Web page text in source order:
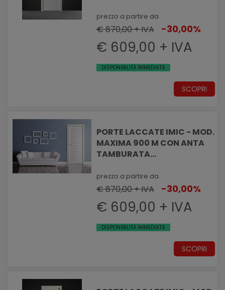
MASSELLATO
prezzo a partire da
€ 870,00 + IVA -30,00%
€ 609,00 + IVA
DISPONIBILITÀ IMMEDIATA
SCOPRI
PORTE LACCATE IMIC - MOD.
MAXIMA 900 M CON ANTA
TAMBURATA
MASSELLATO
prezzo a partire da
€ 870,00 + IVA -30,00%
€ 609,00 + IVA
DISPONIBILITÀ IMMEDIATA
SCOPRI